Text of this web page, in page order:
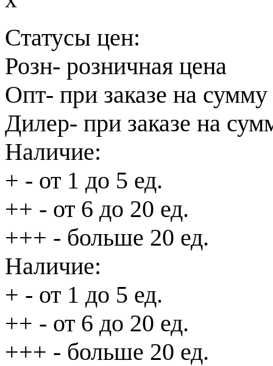
Статусы цен:
Розн- розничная цена
Опт- при заказе на
Дилер- при заказе на
Наличие:
+ - от 1 до 5 ед.
++ - от 6 до 20 ед.
+++ - больше 20 ед.
Наличие:
+ - от 1 до 5 ед.
++ - от 6 до 20 ед.
+++ - больше 20 ед.